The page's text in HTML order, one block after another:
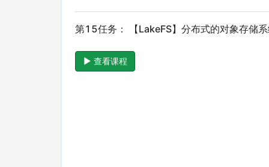
第15任务： 【LakeFS】分布式的对象存储
查看课程